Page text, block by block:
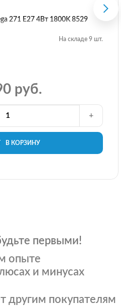
271 E27 4Вт 1800K 8529
На складе 9 шт.
руб.
В КОРЗИНУ
+
первыми!
опыте
и минусах
другим покупателям